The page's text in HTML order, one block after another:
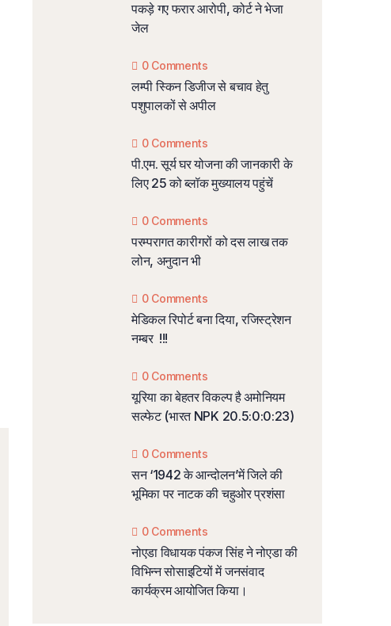
पकड़े गए फरार आरोपी, कोर्ट ने भेजा
जेल
0 Comments
लम्पी स्किन डिजीज से बचाव हेतु
पशुपालकों से अपील
0 Comments
पी.एम. सूर्य घर योजना की जानकारी के
लिए 25 को ब्लॉक मुख्यालय पहुंचें
0 Comments
परम्परागत कारीगरों को दस लाख तक
लोन, अनुदान भी
0 Comments
मेडिकल रिपोर्ट बना दिया, रजिस्ट्रेशन
नम्बर !!!
0 Comments
यूरिया का बेहतर विकल्प है अमोनियम
सल्फेट (भारत NPK 20.5:0:0:23)
0 Comments
सन ‘1942 के आन्दोलन’में जिले की
भूमिका पर नाटक की चहुओर प्रशंसा
0 Comments
नोएडा विधायक पंकज सिंह ने नोएडा की
विभिन्न सोसाइटियों में जनसंवाद
कार्यक्रम आयोजित किया।